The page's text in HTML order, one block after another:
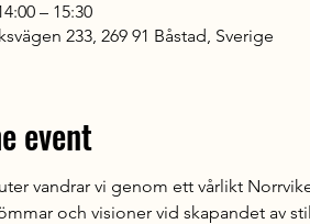
– 15:30
233, 269 91 Båstad, Sverige
event
vandrar vi genom ett vårlikt
och visioner vid skapandet av